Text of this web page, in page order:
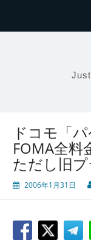
ドコモ「
FOMA全料
ただし旧
2006年1月31日